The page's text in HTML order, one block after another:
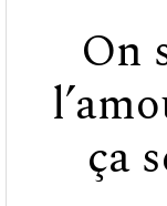
On
ça